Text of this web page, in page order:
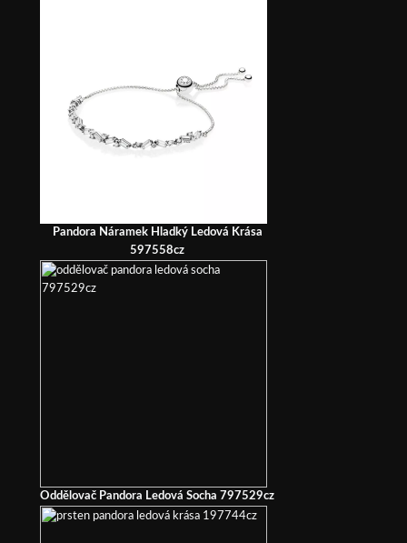
Pandora Náramek Hladký Ledová Krása
597558cz
Oddělovač Pandora Ledová Socha 797529cz